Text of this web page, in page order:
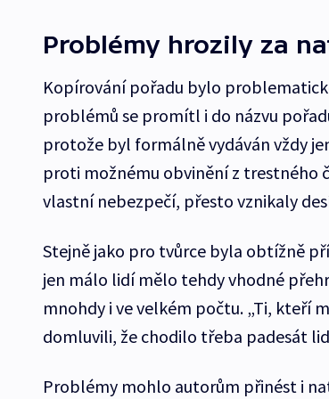
Problémy hrozily za
Kopírování pořadu bylo
problémů se promítl i do názvu
protože byl formálně vydáván vždy
proti možnému obvinění z trestného
vlastní nebezpečí, přesto vznikaly
Stejně jako pro tvůrce byla obtížně
jen málo lidí mělo tehdy vhodné
mnohdy i ve velkém počtu. „Ti, kteří
domluvili, že chodilo třeba padesát
Problémy mohlo autorům přinést i